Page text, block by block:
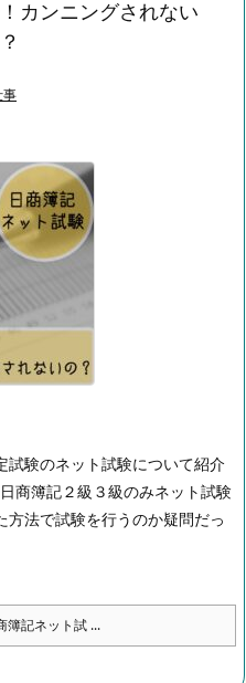
カンニングされない
事
試験のネット試験について紹介
商簿記２級３級のみネット試験
法で試験を行うのか疑問だっ
簿記ネット試 ...